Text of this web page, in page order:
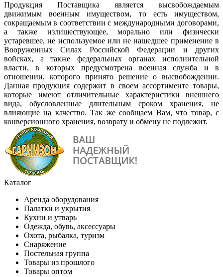
Продукция Поставщика является высвобождаемым
движимым военным имуществом, то есть имуществом,
сокращаемым в соответствии с международными договорами,
а также излишествующее, морально или физически
устаревшее, не используемое или не нашедшее применение в
Вооруженных Силах Российской Федерации и других
войсках, а также федеральных органах исполнительной
власти, в которых предусмотрена военная служба и в
отношении, которого принято решение о высвобождении.
Данная продукция содержит в своем ассортименте товары,
которые имеют отличительные характеристики внешнего
вида, обусловленные длительным сроком хранения, не
влияющие на качество. Так же сообщаем Вам, что товар, с
конверсионного хранения, возврату и обмену не подлежит.
Каталог
Аренда оборудования
Палатки и укрытия
Кухни и утварь
Одежда, обувь, аксессуары
Охота, рыбалка, туризм
Снаряжение
Постельная группа
Товары из прошлого
Товары оптом